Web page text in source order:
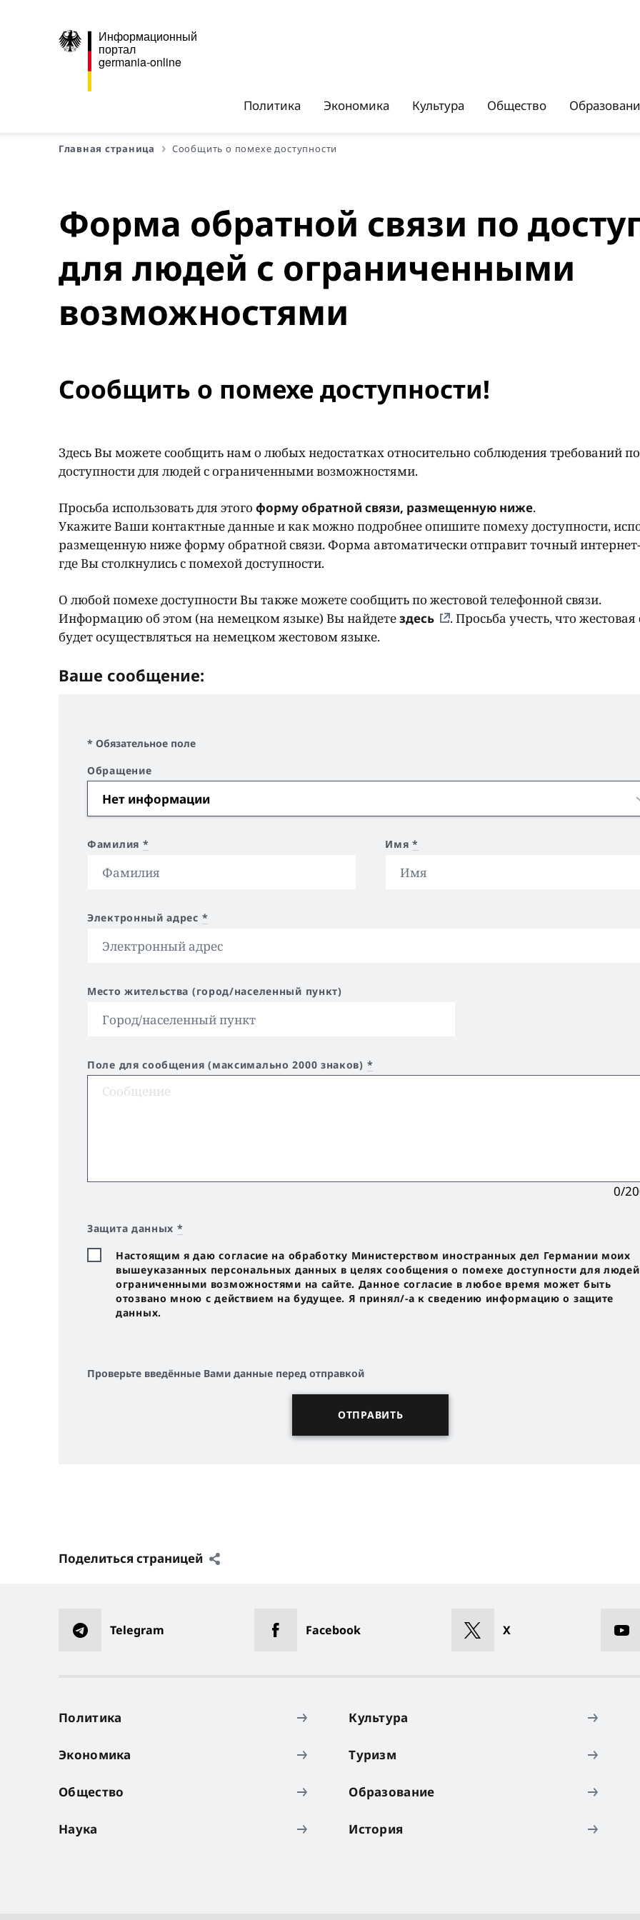
Информационный
портал
germania-online
Политика Экономика Культура Общество
Главная страница Сообщить о помехе доступности
Форма обратной связи по
для людей с ограниченными
возможностями
Сообщить о помехе доступности!
Здесь Вы можете сообщить нам о любых недостатках относительно соблюдения требований по
доступности для людей с ограниченными возможностями.
Просьба использовать для этого форму обратной связи, размещенную ниже.
Укажите Ваши контактные данные и как можно подробнее опишите помеху доступности,
размещенную ниже форму обратной связи. Форма автоматически отправит точный
где Вы столкнулись с помехой доступности.
О любой помехе доступности Вы также можете сообщить по жестовой телефонной связи.
Информацию об этом (на немецком языке) Вы найдетездесь
. Просьба учесть, что жестовая
будет осуществляться на немецком жестовом языке.
Ваше сообщение:
* Обязательное поле
Обращение
Фамилия * Имя*
Электронный адрес *
Место жительства (город/населенный пункт)
Поле для сообщения (максимально 2000 знаков) *
0/
Защита данных *
Настоящим я даю согласие на обработку Министерством иностранных дел Германии моих
вышеуказанных персональных данных в целях сообщения о помехе доступности для людей
ограниченными возможностями на сайте. Данное согласие в любое время может быть
отозвано мною с действием на будущее. Я принял/-a к сведению информацию о защите
данных.
Проверьте введённые Вами данные перед отправкой
Поделиться страницей
Telegram Facebook X
Политика
Экономика
Общество
Наука
Культура
Туризм
Образование
История